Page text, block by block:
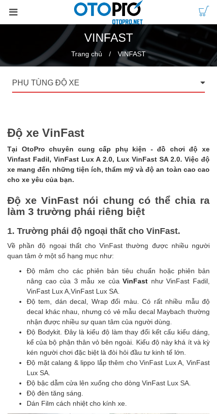
VINFAST
Trang chủ VINFAST
PHỤ TÙNG ĐỘ XE
Độ xe VinFast
Tại OtoPro chuyên cung cấp phụ kiện - đồ chơiđộ xe
Vinfast Fadil, VinFast Lux A 2.0, Lux VinFast SA 2.0. Việc độ
xe mang đến những tiện ích, thẩm mỹ và độ an toàn cao cao
cho xe yêu của bạn.
Độ xe VinFast nói chung có thể chia ra
làm 3 trường phái riêng biệt
1. Trường phái độ ngoại thất cho VinFast.
Về phần độ ngoại thất cho VinFast thường được nhiều người
quan tâm ở một số hạng mục như:
Độ mâm cho các phiên bản tiêu chuẩn hoặc phiên bản
nâng cao của 3 mẫu xe củaVinFast như VinFast Fadil,
VinFast Lux A,VinFast Lux SA.
Độ tem, dán decal, Wrap đổi màu. Có rất nhiều mẫu độ
decal khác nhau, nhưng có vẻ mẫu decal Maybach thường
nhận được nhiều sự quan tâm của người dùng.
Độ Bodykit. Đây là kiểu độ làm thay đổi kết cấu kiểu dáng,
kể của bộ phận thân vỏ bên ngoài. Kiểu độ này khá ít và kỳ
kén người chơi đặc biệt là đòi hỏi đầu tư kinh tế lớn.
Độ mặt calang & lippo lắp thêm cho VinFast Lux A, VinFast
Lux SA.
Độ bậc dẫm cửa lên xuống cho dòng VinFast Lux SA.
Độ đèn tăng sáng.
Dán Film cách nhiệt cho kính xe.